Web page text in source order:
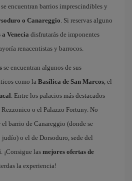
encuentran barrios imprescindibles y
o Canareggio. Si reservas alguno
Venecia disfrutarás de imponentes
renacentistas y barrocos.
se encuentran algunos de sus
como la Basílica de San Marcos, el
. Entre los palacios más destacados
Rezzonico o el Palazzo Fortuny. No
barrio de Canareggio (donde se
o el de Dorsoduro, sede del
. ¡Consigue las mejores ofertas de
la experiencia!